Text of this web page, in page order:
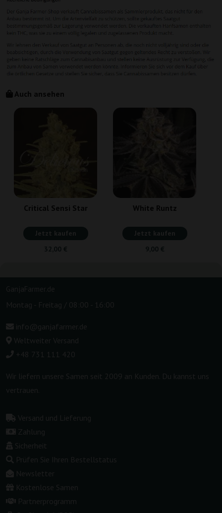
Auch ansehen
Critical Sensi Star
Jetzt kaufen
32,00 €
White Runtz
Jetzt kaufen
9,00 €
GanjaFarmer.de
Montag - Freitag / 08:00 - 16:00
info@ganjafarmer.de
Weltweiter Versand
+48 731 111 420
Wir liefern unsere Samen seit 2009 an Kunden. Du kannst uns
vertrauen.
Versand und Lieferung
Zahlung
Sicherheit
Prüfen Sie Ihren Bestellstatus
Newsletter
Kostenlose Samen
Partnerprogramm